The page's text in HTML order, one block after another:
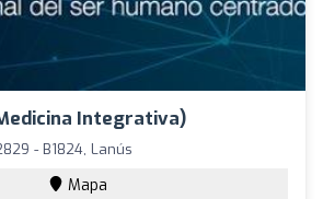
Integrativa)
- B1824, Lanús
Mapa